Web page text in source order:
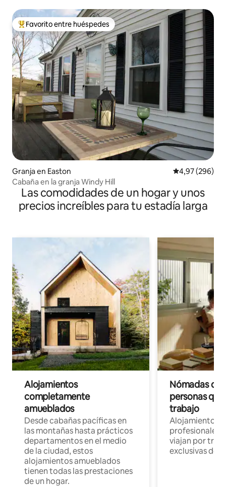
Favorito entre los huéspedes más destacados
Favorito entre huéspedes
Granja en Easton Calificación
4,97 (296)
Cabaña en la granja Windy Hill
Las comodidades de un hogar y unos
precios increíbles para tu estadía larga
Alojamientos
completamente
amueblados
Desde cabañas pacíficas en
las montañas hasta prácticos
departamentos en el medio
de la ciudad, estos
alojamientos amueblados
tienen todas las prestaciones
de un hogar.
Nómadas
personas
trabajo
Alojamientos
profesionales
viajan por
exclusivas de